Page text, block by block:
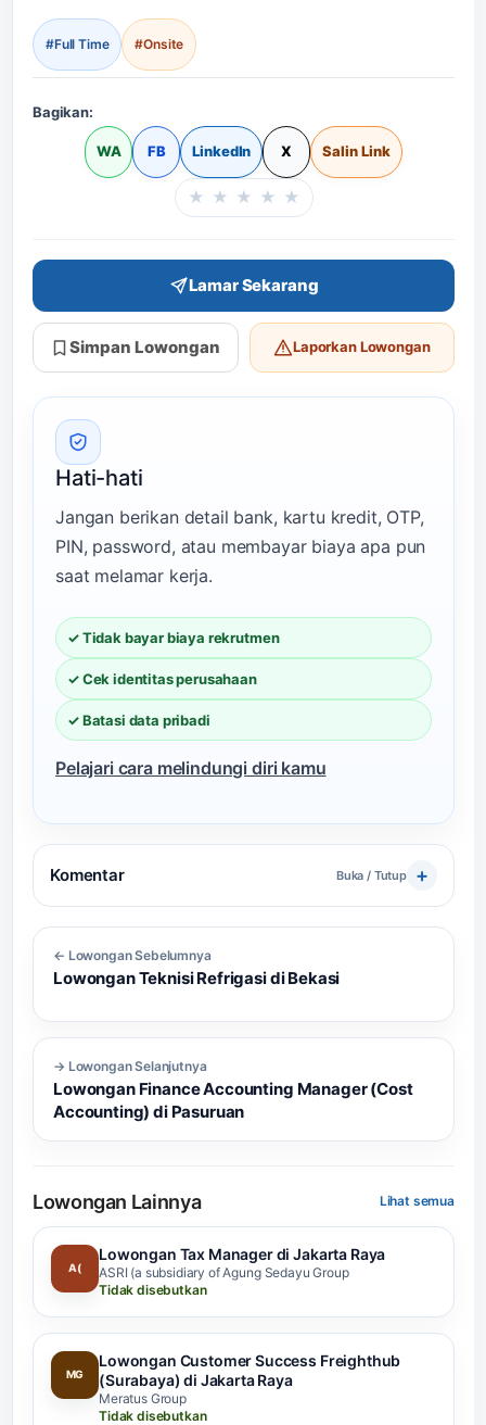
#Full Time #Onsite
Bagikan:
WA FB LinkedIn X Salin Link
Beri rating halaman
★ ★ ★ ★ ★
Lamar Sekarang
Simpan Lowongan Laporkan Lowongan
Hati-hati
Jangan berikan detail bank, kartu kredit, OTP,
PIN, password, atau membayar biaya apa pun
saat melamar kerja.
✓ Tidak bayar biaya rekrutmen
✓ Cek identitas perusahaan
✓ Batasi data pribadi
Pelajari cara melindungi diri kamu
Komentar Buka / Tutup
← Lowongan Sebelumnya
Lowongan Teknisi Refrigasi di Bekasi
→ Lowongan Selanjutnya
Lowongan Finance Accounting Manager (Cost
Accounting) di Pasuruan
Lowongan Lainnya Lihat semua
A(
Lowongan Tax Manager di Jakarta Raya
ASRI (a subsidiary of Agung Sedayu Group
Tidak disebutkan
MG
Lowongan Customer Success Freighthub
(Surabaya) di Jakarta Raya
Meratus Group
Tidak disebutkan